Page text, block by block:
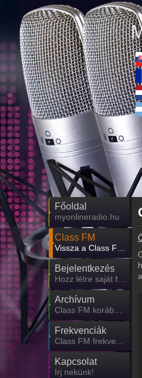
Főoldal
myonlineradio.hu
Class FM
Vissza a Class FM oldalára
Bejelentkezés
Hozz létre saját fiókot!
Archívum
Class FM korábbi adásai
Frekvenciák
Class FM frekvencia
Kapcsolat
Írj nekünk!